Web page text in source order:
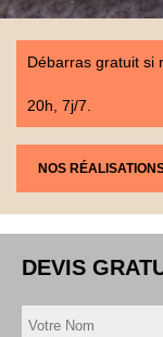
Débarras gratuit si
20h, 7j/7.
NOS
DEVIS